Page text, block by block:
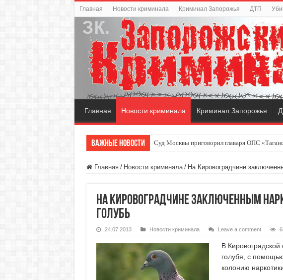
Главная Новости криминала Криминал Запорожья ДТП
Главная Новости криминала Криминал Запорожья
Важные новости Суд Москвы приговорил главаря ОПС
Главная / Новости криминала / На Кировоградчине
На Кировоградчине заключенным
голубь
24.07.2013 Новости криминала Leave a comment
В
голубя, с
колонию